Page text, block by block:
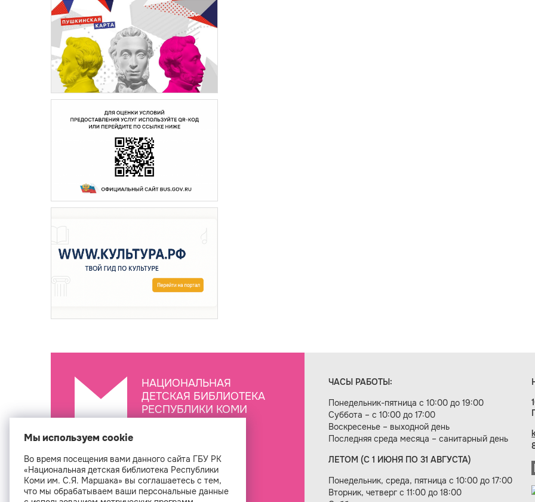
НАЦИОНАЛЬНАЯ
ДЕТСКАЯ БИБЛИОТЕКА
РЕСПУБЛИКИ КОМИ
ЧАСЫ РАБОТЫ:
Понедельник-пятница с 10:00 до 19:00
Суббота – с 10:00 до 17:00
Воскресенье – выходной день
Последняя среда месяца – санитарный день
ЛЕТОМ (С 1 ИЮНЯ ПО 31 АВГУСТА)
Понедельник, среда, пятница с 10:00 до 17:00
Вторник, четверг с 11:00 до 18:00
Создание сайта — веб-студия «Цифровой век»
Мы используем cookie
Во время посещения вами данного сайта ГБУ РК
«Национальная детская библиотека Республики
Коми им. С.Я. Маршака» вы соглашаетесь с тем,
что мы обрабатываем ваши персональные данные